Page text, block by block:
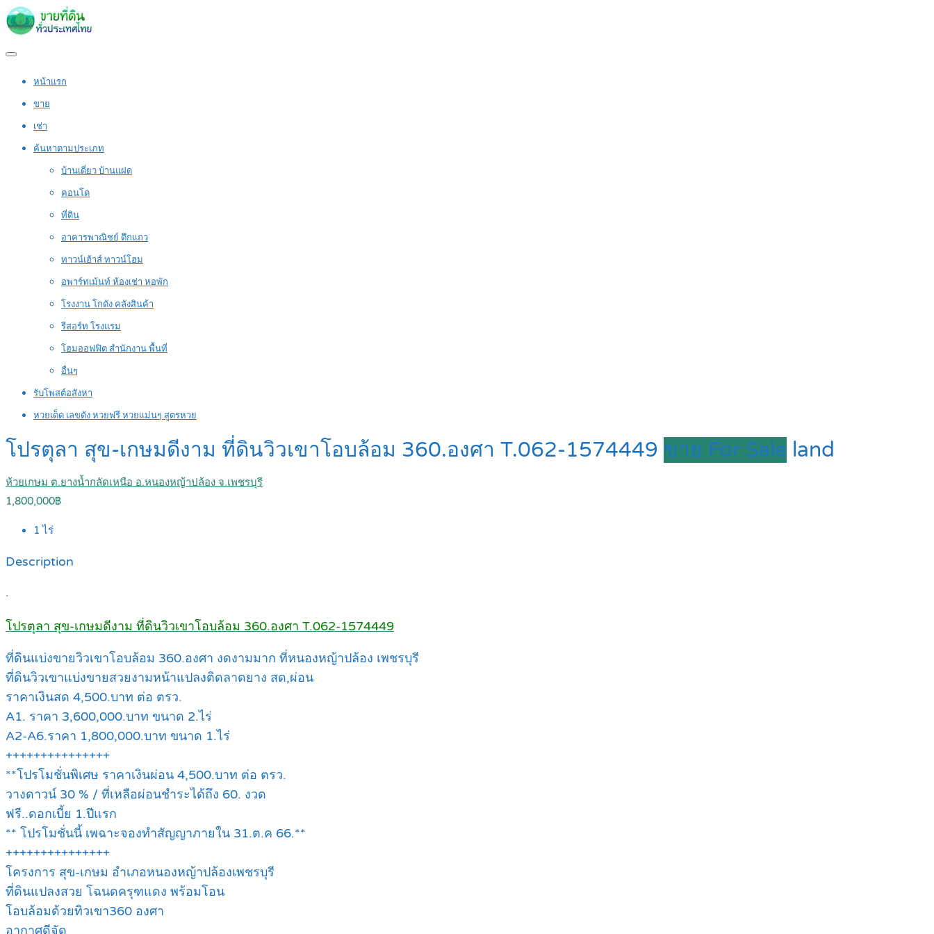
หน้าแรก
ขาย
เช่า
ค้นหาตามประเภท
บ้านเดี่ยว บ้านแฝด
คอนโด
ที่ดิน
อาคารพาณิชย์ ตึกแถว
ทาวน์เฮ้าส์ ทาวน์โฮม
อพาร์ทเม้นท์ ห้องเช่า หอพัก
โรงงาน โกดัง คลังสินค้า
รีสอร์ท โรงแรม
โฮมออฟฟิต สำนักงาน พื้นที่
อื่นๆ
รับโพสต์อสังหา
หวยเด็ด เลขดัง หวยฟรี หวยแม่นๆ สูตรหวย
โปรตุลา สุข-เกษมดีงาม ที่ดินวิวเขาโอบล้อม 360.องศา T.062-1574449 ขาย For Sale land
ห้วยเกษม ต.ยางน้ำกลัดเหนือ อ.หนองหญ้าปล้อง จ.เพชรบุรี
1,800,000฿
1 ไร่
Description
.
โปรตุลา สุข-เกษมดีงาม ที่ดินวิวเขาโอบล้อม 360.องศา T.062-1574449
ที่ดินแบ่งขายวิวเขาโอบล้อม 360.องศา งดงามมาก ที่หนองหญ้าปล้อง เพชรบุรี
ที่ดินวิวเขาแบ่งขายสวยงามหน้าแปลงติดลาดยาง สด,ผ่อน
ราคาเงินสด 4,500.บาท ต่อ ตรว.
A1. ราคา 3,600,000.บาท ขนาด 2.ไร่
A2-A6.ราคา 1,800,000.บาท ขนาด 1.ไร่
+++++++++++++++
**โปรโมชั่นพิเศษ ราคาเงินผ่อน 4,500.บาท ต่อ ตรว.
วางดาวน์ 30 % / ที่เหลือผ่อนชำระได้ถึง 60. งวด
ฟรี..ดอกเบี้ย 1.ปีแรก
** โปรโมชั่นนี้ เพฉาะจองทำสัญญาภายใน 31.ต.ค 66.**
+++++++++++++++
โครงการ สุข-เกษม อำเภอหนองหญ้าปล้องเพชรบุรี
ที่ดินแปลงสวย โฉนดครุฑแดง พร้อมโอน
โอบล้อมด้วยทิวเขา360 องศา
อากาศดีจัด